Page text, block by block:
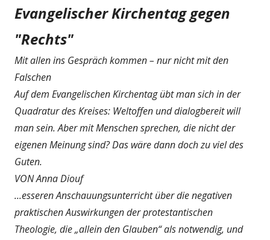
Evangelischer Kirchentag gegen
"Rechts"
Mit allen ins Gespräch kommen – nur nicht mit den
Falschen
Auf dem Evangelischen Kirchentag übt man sich in der
Quadratur des Kreises: Weltoffen und dialogbereit will
man sein. Aber mit Menschen sprechen, die nicht der
eigenen Meinung sind? Das wäre dann doch zu viel des
Guten.
VON Anna Diouf
...esseren Anschauungsunterricht über die negativen
praktischen Auswirkungen der protestantischen
Theologie, die „allein den Glauben“ als notwendig, und